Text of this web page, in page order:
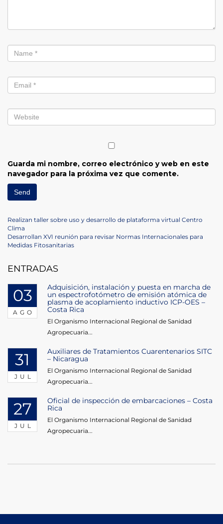
Guarda mi nombre, correo electrónico y web en este
navegador para la próxima vez que comente.
Navegación
de
Previous
Post
Realizan taller sobre uso y desarrollo de plataforma virtual Centro
Clima
Next
Post
Desarrollan XVI reunión para revisar Normas Internacionales para
Medidas Fitosanitarias
ENTRADAS
03
AGO
Adquisición, instalación y puesta en marcha de
un espectrofotómetro de emisión atómica de
plasma de acoplamiento inductivo ICP-OES –
Costa Rica
El Organismo Internacional Regional de Sanidad
Agropecuaria...
31
JUL
Auxiliares de Tratamientos Cuarentenarios SITC
– Nicaragua
El Organismo Internacional Regional de Sanidad
Agropecuaria...
27
JUL
Oficial de inspección de embarcaciones – Costa
Rica
El Organismo Internacional Regional de Sanidad
Agropecuaria...